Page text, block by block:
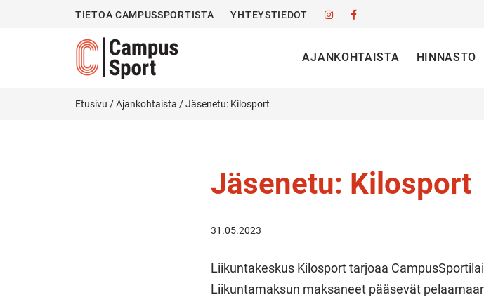
TIETOA CAMPUSSPORTISTA YHTEYSTIEDOT
AJANKOHTAISTA HINNASTO
Etusivu /Ajankohtaista /Jäsenetu: Kilosport
Jäsenetu: Kilosport
31.05.2023
Liikuntakeskus Kilosport tarjoaa
Liikuntamaksun maksaneet pääsevät